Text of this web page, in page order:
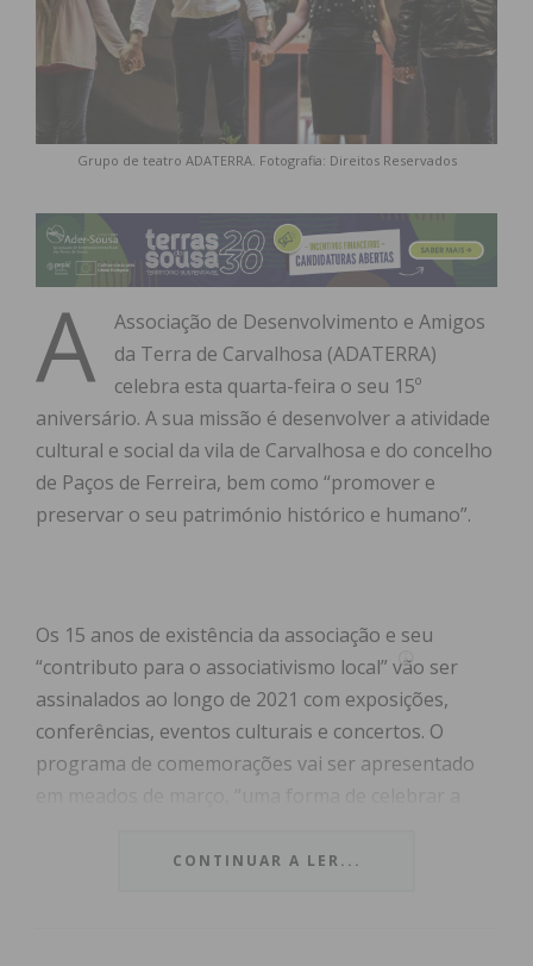
Grupo de teatro ADATERRA. Fotografia: Direitos Reservados
A
Associação de Desenvolvimento e Amigos
da Terra de Carvalhosa (ADATERRA)
celebra esta quarta-feira o seu 15º
aniversário. A sua missão é desenvolver a atividade
cultural e social da vila de Carvalhosa e do concelho
de Paços de Ferreira, bem como “promover e
preservar o seu património histórico e humano”.
Os 15 anos de existência da associação e seu
“contributo para o associativismo local” vão ser
assinalados ao longo de 2021 com exposições,
conferências, eventos culturais e concertos. O
programa de comemorações vai ser apresentado
sociais da associação”.CONTINUAR A LER...